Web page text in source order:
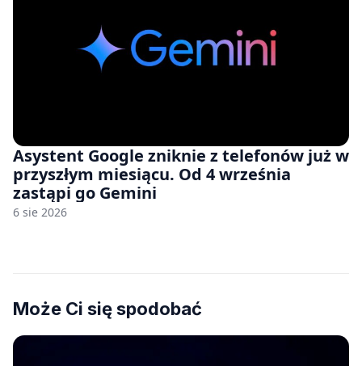
Asystent Google zniknie z telefonów już w
przyszłym miesiącu. Od 4 września
zastąpi go Gemini
6 sie 2026
Może Ci się spodobać